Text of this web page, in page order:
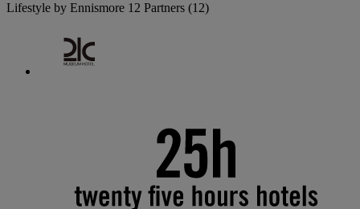
Lifestyle by Ennismore 12 Partners (12)